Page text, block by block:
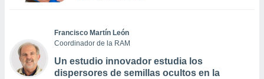
Francisco Martín León
Coordinador de la RAM
Un estudio innovador estudia los
dispersores de semillas ocultos en la